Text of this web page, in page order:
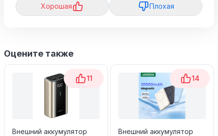
Хорошая Плохая
Оцените также
11
Внешний аккумулятор
14
Внешний аккумулятор